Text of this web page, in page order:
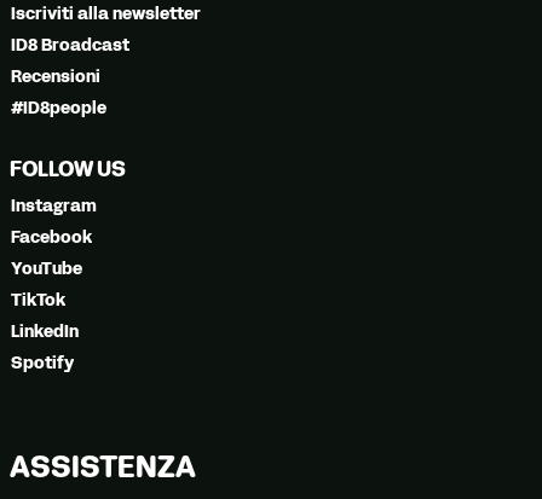
Iscriviti alla newsletter
ID8 Broadcast
Recensioni
#ID8people
FOLLOW US
Instagram
Facebook
YouTube
TikTok
LinkedIn
Spotify
ASSISTENZA